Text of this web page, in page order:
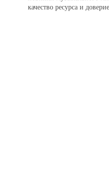
качество ресурса и